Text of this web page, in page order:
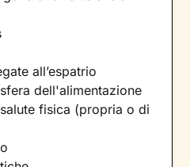
all’espatrio
dell'alimentazione
fisica (propria o di